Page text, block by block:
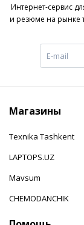
Интернет-сервис
и резюме на рынке
Магазины
Texnika Tashkent
LAPTOPS.UZ
Mavsum
CHEMODANCHIK